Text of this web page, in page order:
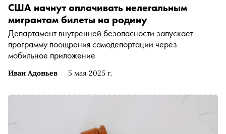
Иван Адоньев 5 мая 2025 г.
США начнут оплачивать нелегальным
мигрантам билеты на родину
Департамент внутренней безопасности запускает
программу поощрения самодепортации через
мобильное приложение